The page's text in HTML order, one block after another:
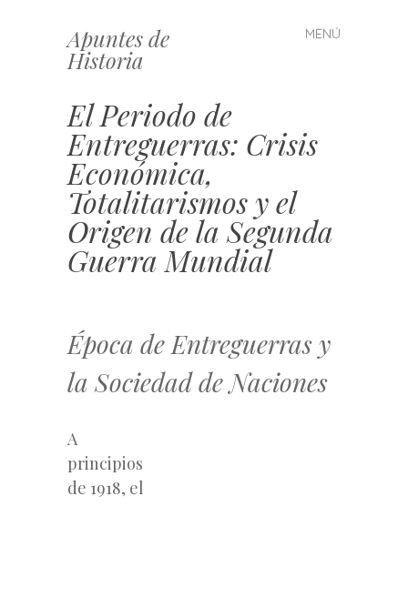
Apuntes de
Historia
MENÚ
Saltar
al
El Periodo de
Entreguerras: Crisis
Económica,
Totalitarismos y el
Origen de la Segunda
Guerra Mundial
Época de Entreguerras y
la Sociedad de Naciones
A
principios
de 1918, el